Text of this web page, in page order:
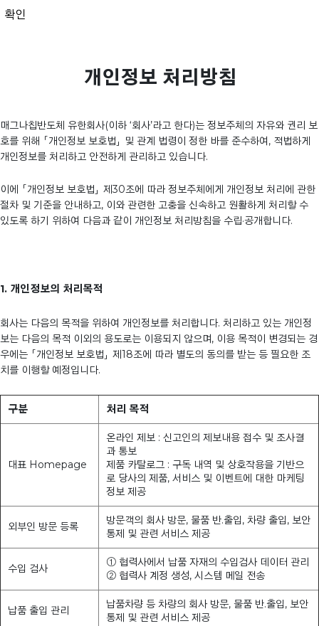
확인
개인정보 처리방침
매그나칩반도체 유한회사(이하 ‘회사’라고 한다)는 정보주체의 자유와 권리 보
호를 위해 「개인정보 보호법」 및 관계 법령이 정한 바를 준수하여, 적법하게
개인정보를 처리하고 안전하게 관리하고 있습니다.
이에 「개인정보 보호법」 제30조에 따라 정보주체에게 개인정보 처리에 관한
절차 및 기준을 안내하고, 이와 관련한 고충을 신속하고 원활하게 처리할 수
있도록 하기 위하여 다음과 같이 개인정보 처리방침을 수립·공개합니다.
1. 개인정보의 처리목적
회사는 다음의 목적을 위하여 개인정보를 처리합니다. 처리하고 있는 개인정
보는 다음의 목적 이외의 용도로는 이용되지 않으며, 이용 목적이 변경되는 경
우에는 「개인정보 보호법」 제18조에 따라 별도의 동의를 받는 등 필요한 조
치를 이행할 예정입니다.
구분 처리 목적
대표 Homepage
온라인 제보 : 신고인의 제보내용 접수 및 조사결
과 통보
제품 카탈로그 : 구독 내역 및 상호작용을 기반으
로 당사의 제품, 서비스 및 이벤트에 대한 마케팅
정보 제공
외부인 방문 등록
방문객의 회사 방문, 물품 반.출입, 차량 출입, 보안
통제 및 관련 서비스 제공
수입 검사
① 협력사에서 납품 자재의 수입검사 데이터 관리
② 협력사 계정 생성, 시스템 메일 전송
납품 출입 관리
납품차량 등 차량의 회사 방문, 물품 반.출입, 보안
통제 및 관련 서비스 제공